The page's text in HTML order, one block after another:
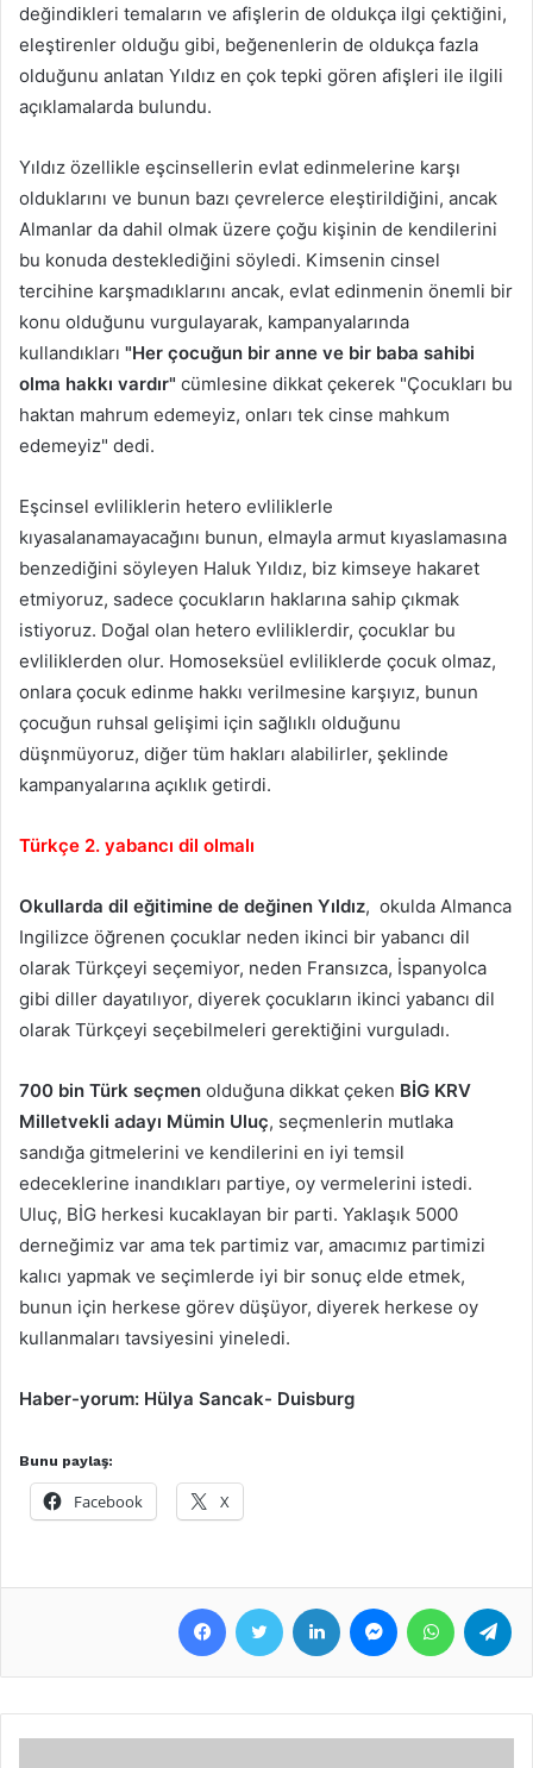
değindikleri temaların ve afişlerin de oldukça ilgi çektiğini,
eleştirenler olduğu gibi, beğenenlerin de oldukça fazla
olduğunu anlatan Yıldız en çok tepki gören afişleri ile ilgili
açıklamalarda bulundu.
Yıldız özellikle eşcinsellerin evlat edinmelerine karşı
olduklarını ve bunun bazı çevrelerce eleştirildiğini, ancak
Almanlar da dahil olmak üzere çoğu kişinin de kendilerini
bu konuda desteklediğini söyledi. Kimsenin cinsel
tercihine karşmadıklarını ancak, evlat edinmenin önemli bir
konu olduğunu vurgulayarak, kampanyalarında
kullandıkları "Her çocuğun bir anne ve bir baba sahibi
olma hakkı vardır" cümlesine dikkat çekerek "Çocukları bu
haktan mahrum edemeyiz, onları tek cinse mahkum
edemeyiz" dedi.
Eşcinsel evliliklerin hetero evliliklerle
kıyasalanamayacağını bunun, elmayla armut kıyaslamasına
benzediğini söyleyen Haluk Yıldız, biz kimseye hakaret
etmiyoruz, sadece çocukların haklarına sahip çıkmak
istiyoruz. Doğal olan hetero evliliklerdir, çocuklar bu
evliliklerden olur. Homoseksüel evliliklerde çocuk olmaz,
onlara çocuk edinme hakkı verilmesine karşıyız, bunun
çocuğun ruhsal gelişimi için sağlıklı olduğunu
düşnmüyoruz, diğer tüm hakları alabilirler, şeklinde
kampanyalarına açıklık getirdi.
Türkçe 2. yabancı dil olmalı
Okullarda dil eğitimine de değinen Yıldız, okulda Almanca
Ingilizce öğrenen çocuklar neden ikinci bir yabancı dil
olarak Türkçeyi seçemiyor, neden Fransızca, İspanyolca
gibi diller dayatılıyor, diyerek çocukların ikinci yabancı dil
olarak Türkçeyi seçebilmeleri gerektiğini vurguladı.
700 bin Türk seçmen olduğuna dikkat çeken BİG KRV
Milletvekli adayı Mümin Uluç, seçmenlerin mutlaka
sandığa gitmelerini ve kendilerini en iyi temsil
edeceklerine inandıkları partiye, oy vermelerini istedi.
Uluç, BİG herkesi kucaklayan bir parti. Yaklaşık 5000
derneğimiz var ama tek partimiz var, amacımız partimizi
kalıcı yapmak ve seçimlerde iyi bir sonuç elde etmek,
bunun için herkese görev düşüyor, diyerek herkese oy
kullanmaları tavsiyesini yineledi.
Haber-yorum: Hülya Sancak- Duisburg
Bunu paylaş:
Facebook X